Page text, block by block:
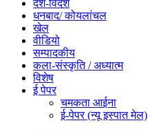
देश-विदेश
धनबाद/ कोयलांचल
खेल
वीडियो
सम्पादकीय
कला-संस्कृति / अध्यात्म
विशेष
ई पेपर
चमकता आईना
ई-पेपर (न्यू इस्पात मेल)